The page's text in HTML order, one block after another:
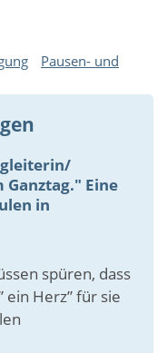
Pausen- und
Eine
in
spüren, dass
Herz” für sie